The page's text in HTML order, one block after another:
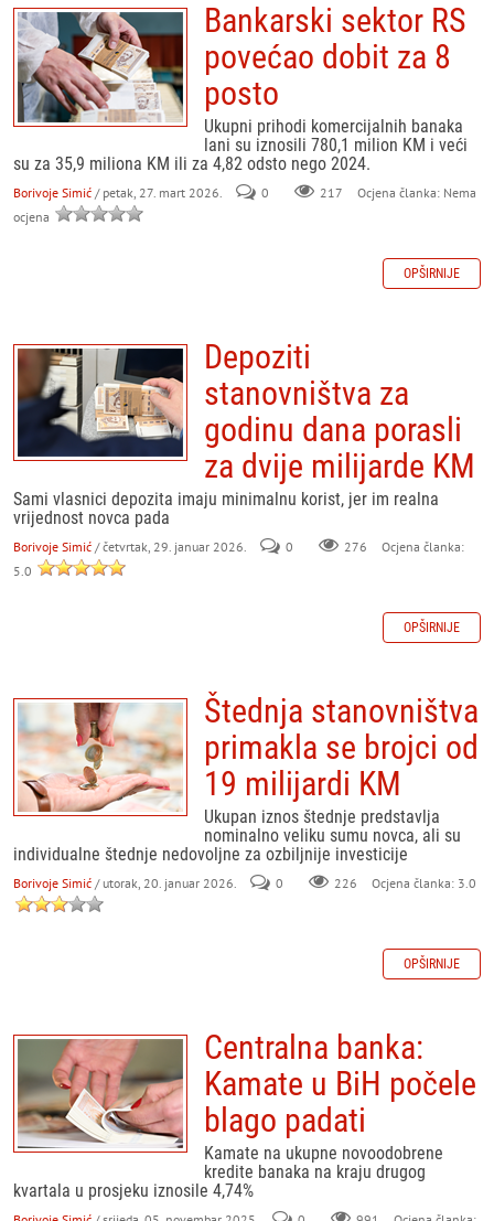
Bankarski sektor RS
povećao dobit za 8
posto
Ukupni prihodi komercijalnih banaka
lani su iznosili 780,1 milion KM i veći
su za 35,9 miliona KM ili za 4,82 odsto nego 2024.
Borivoje Simić / petak, 27. mart 2026. 0 217
Ocjena članka: Nema
ocjena
OPŠIRNIJE
Depoziti
stanovništva za
godinu dana porasli
za dvije milijarde KM
Sami vlasnici depozita imaju minimalnu korist, jer im realna
vrijednost novca pada
Borivoje Simić / četvrtak, 29. januar 2026. 0 276
Ocjena članka:
5.0
OPŠIRNIJE
Štednja stanovništva
primakla se brojci od
19 milijardi KM
Ukupan iznos štednje predstavlja
nominalno veliku sumu novca, ali su
individualne štednje nedovoljne za ozbiljnije investicije
Borivoje Simić / utorak, 20. januar 2026. 0 226 Ocjena članka: 3.0
OPŠIRNIJE
Centralna banka:
Kamate u BiH počele
blago padati
Kamate na ukupne novoodobrene
kredite banaka na kraju drugog
kvartala u prosjeku iznosile 4,74%